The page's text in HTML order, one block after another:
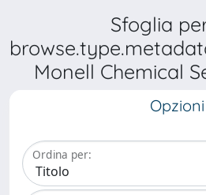
Sfoglia
Monell Chemical
Opzioni
Ordina per: